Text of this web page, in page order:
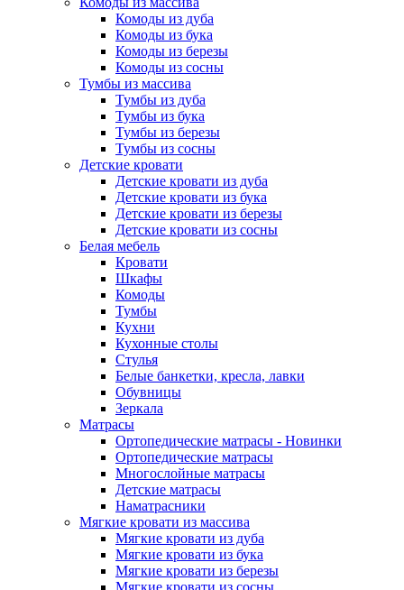
Комоды из дуба
Комоды из бука
Комоды из березы
Комоды из сосны
Тумбы из массива
Тумбы из дуба
Тумбы из бука
Тумбы из березы
Тумбы из сосны
Детские кровати
Детские кровати из дуба
Детские кровати из бука
Детские кровати из березы
Детские кровати из сосны
Белая мебель
Кровати
Шкафы
Комоды
Тумбы
Кухни
Кухонные столы
Стулья
Белые банкетки, кресла, лавки
Обувницы
Зеркала
Матрасы
Ортопедические матрасы - Новинки
Ортопедические матрасы
Многослойные матрасы
Детские матрасы
Наматрасники
Мягкие кровати из массива
Мягкие кровати из дуба
Мягкие кровати из бука
Мягкие кровати из березы
Мягкие кровати из сосны